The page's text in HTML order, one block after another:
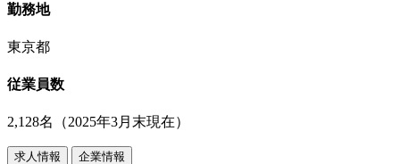
勤務地
東京都
従業員数
2,128名（2025年3月末現在）
求人情報 企業情報